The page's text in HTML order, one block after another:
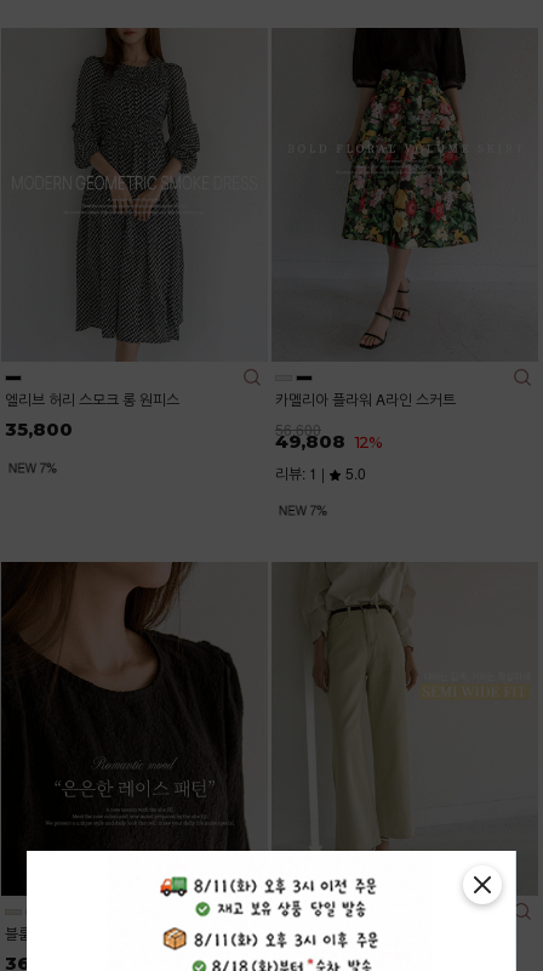
엘리브 허리 스모크 롱 원피스
35,800
카멜리아 플라워 A라인 스커트
56,600
49,808 12%
리뷰: 1 | 5.0
블룸레이스 7부 퍼프 블라우스
36,200
데이즈 7컬러 롱,숏 일자 와이드진
34,900